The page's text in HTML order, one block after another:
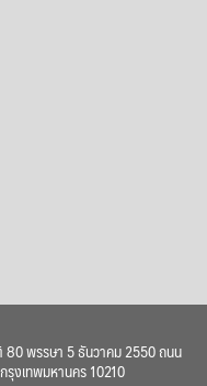
80 พรรษา 5 ธันวาคม 2550 ถนน
งเทพมหานคร 10210